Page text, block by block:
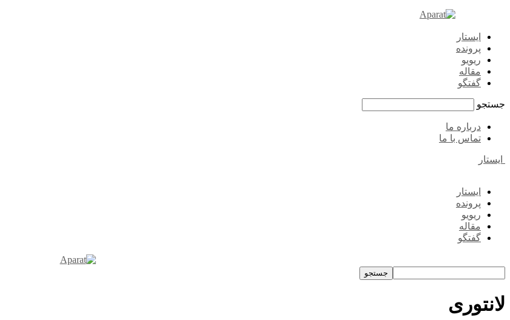
ایستار
پرونده
ریویو
مقاله
گفتگو
جستجو
درباره ما
تماس با ما
ایستار
ایستار
پرونده
ریویو
مقاله
گفتگو
لانتوری